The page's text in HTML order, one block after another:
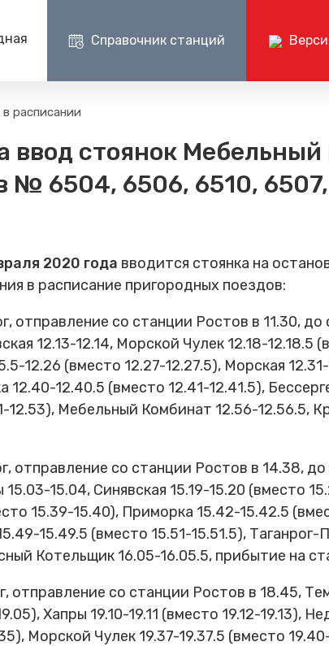
Справочник станций
Изменения в расписании
Фото и видео
Центр поддержки клиентов ОАО РЖД
+7 (800) 775-00-00
расписании
ввод стоянок
№ 6504, 6506, 6510, 6507,
2020 года вводится стоянка на
в расписание пригородных поездов:
отправление со станции Ростов в 11.30,
12.13-12.14, Морской Чулек 12.18-12.18.5
12.26 (вместо 12.27-12.27.5), Морская
12.40-12.40.5 (вместо 12.41-12.41.5),
12.53), Мебельный Комбинат 12.56-12.56.5,
отправление со станции Ростов в 14.38,
15.04, Синявская 15.19-15.20 (вместо
15.39-15.40), Приморка 15.42-15.42.5
15.49.5 (вместо 15.51-15.51.5),
Котельщик 16.05-16.05.5, прибытие на
отправление со станции Ростов в 18.45,
Хапры 19.10-19.11 (вместо 19.12-19.13),
Морской Чулек 19.37-19.37.5 (вместо